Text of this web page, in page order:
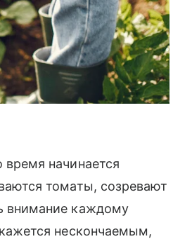
начинается
томаты, созревают
внимание каждому
нескончаемым,